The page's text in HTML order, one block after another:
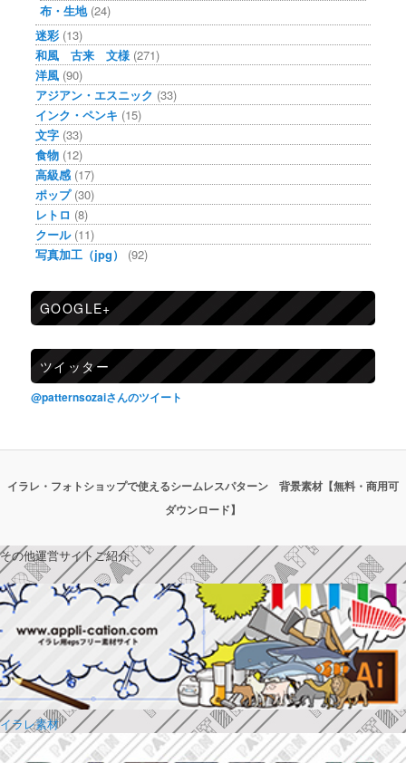
布・生地(24)
迷彩 (13)
和風 古来 文様 (271)
洋風 (90)
アジアン・エスニック (33)
インク・ペンキ (15)
文字 (33)
食物 (12)
高級感 (17)
ポップ(30)
レトロ (8)
クール(11)
写真加工（jpg）
(92)
GOOGLE+
ツイッター
@patternsozaiさんのツイート
イラレ・フォトショップで使えるシームレスパターン 背景素材【無料・商用可
ダウンロード】
その他運営サイトご紹介
イラレ素材